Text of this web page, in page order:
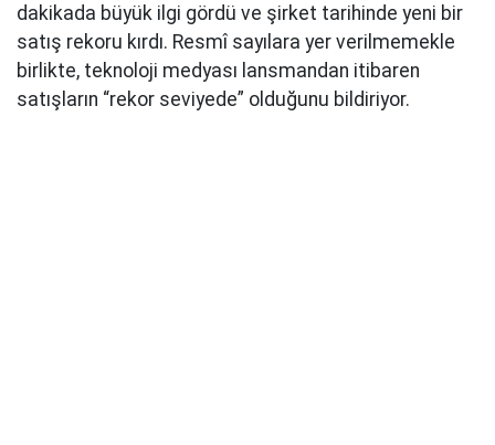
dakikada büyük ilgi gördü ve şirket tarihinde yeni bir
satış rekoru kırdı. Resmî sayılara yer verilmemekle
birlikte, teknoloji medyası lansmandan itibaren
satışların “rekor seviyede” olduğunu bildiriyor.